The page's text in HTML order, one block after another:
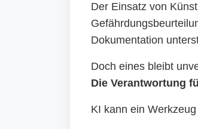
Der Einsatz von
Dokumentation
Doch eines bleibt
Die Verantwortung
KI kann ein